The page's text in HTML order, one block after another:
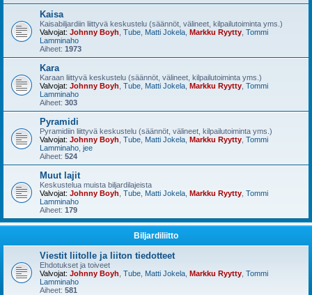
Kaisa
Kaisabiljardiin liittyvä keskustelu (säännöt, välineet, kilpailutoiminta yms.)
Valvojat: Johnny Boyh Tube Matti Jokela Markku Ryytty Tommi
Lamminaho
Aiheet: 1973
Kara
Karaan liittyvä keskustelu (säännöt, välineet, kilpailutoiminta yms.)
Valvojat: Johnny Boyh Tube Matti Jokela Markku Ryytty Tommi
Lamminaho
Aiheet: 303
Pyramidi
Pyramidiin liittyvä keskustelu (säännöt, välineet, kilpailutoiminta yms.)
Valvojat: Johnny Boyh Tube Matti Jokela Markku Ryytty Tommi
Lamminaho jee
Aiheet: 524
Muut lajit
Keskustelua muista biljardilajeista
Valvojat: Johnny Boyh Tube Matti Jokela Markku Ryytty Tommi
Lamminaho
Aiheet: 179
Biljardiliitto
Viestit liitolle ja liiton tiedotteet
Ehdotukset ja toiveet
Valvojat: Johnny Boyh Tube Matti Jokela Markku Ryytty Tommi
Lamminaho
Aiheet: 581